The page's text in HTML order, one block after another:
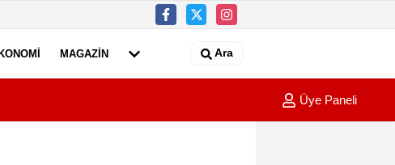
MAGAZIN Ara
kırıp, para ve altınları çalan kar maskeli 5 şüpheli, 3 ilde düzenlenen
00:35
Üye Paneli